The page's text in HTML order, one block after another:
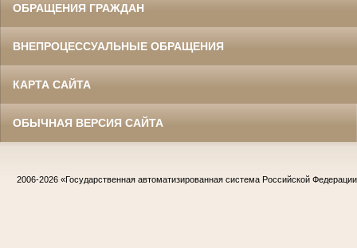
ОБРАЩЕНИЯ ГРАЖДАН
ВНЕПРОЦЕССУАЛЬНЫЕ ОБРАЩЕНИЯ
КАРТА САЙТА
ОБЫЧНАЯ ВЕРСИЯ САЙТА
2006-2026 «Государственная автоматизированная система Российской